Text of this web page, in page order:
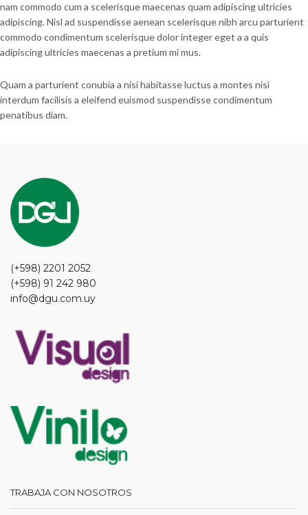
nam commodo cum a scelerisque maecenas quam adipiscing ultricies
adipiscing. Nisl ad suspendisse aenean scelerisque nibh arcu parturient
commodo condimentum scelerisque dolor integer eget a a quis
adipiscing ultricies maecenas a pretium mi mus.
Quam a parturient conubia a nisi habitasse luctus a montes nisi
interdum facilisis a eleifend euismod suspendisse condimentum
penatibus diam.
(+598) 2201 2052
(+598) 91 242 980
info@dgu.com.uy
TRABAJA CON NOSOTROS